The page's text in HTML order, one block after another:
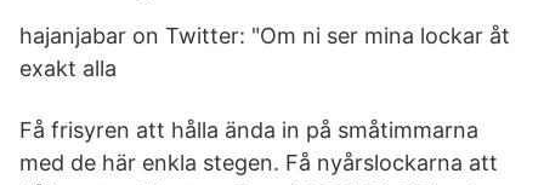
hajanjabar on Twitter: "Om ni ser mina lockar åt
exakt alla
Få frisyren att hålla ända in på småtimmarna
med de här enkla stegen. Få nyårslockarna att